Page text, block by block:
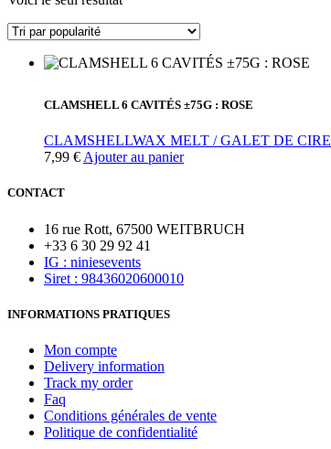
CLAMSHELL 6 CAVITÉS ±75G : ROSE
CLAMSHELLWAX MELT / GALET DE CIRE
7,99 € Ajouter au panier
CONTACT
16 rue Rott, 67500 WEITBRUCH
+33 6 30 29 92 41
IG : niniesevents
Siret : 98436020600010
INFORMATIONS PRATIQUES
Mon compte
Delivery information
Track my order
Faq
Conditions générales de vente
Politique de confidentialité